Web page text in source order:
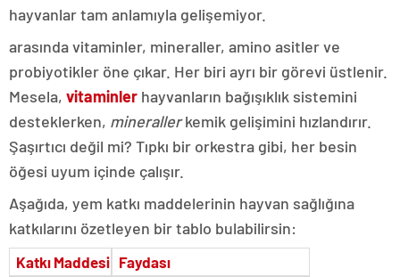
hayvanlar tam anlamıyla gelişemiyor.
arasında vitaminler, mineraller, amino asitler ve
probiyotikler öne çıkar. Her biri ayrı bir görevi üstlenir.
Mesela, vitaminler hayvanların bağışıklık sistemini
desteklerken, minerallerkemik gelişimini hızlandırır.
Şaşırtıcı değil mi? Tıpkı bir orkestra gibi, her besin
öğesi uyum içinde çalışır.
Aşağıda, yem katkı maddelerinin hayvan sağlığına
katkılarını özetleyen bir tablo bulabilirsin:
Katkı Maddesi Faydası